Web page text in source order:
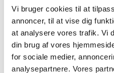
Vi bruger cookies til at
annoncer, til at vise dig
at analysere vores trafik. Vi
din brug af vores
for sociale medier,
analysepartnere. Vores
Undersøgelse og
Din kære vil blive kaldt ind
behandler. Det er her,